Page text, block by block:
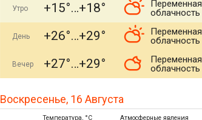
Утро +15° +18°
Переменная
облачность
День +26° +29°
Переменная
облачность
Вечер +27° +29°
Переменная
облачность
Воскресенье, 16 Августа
Температура, °C Атмосферные явления